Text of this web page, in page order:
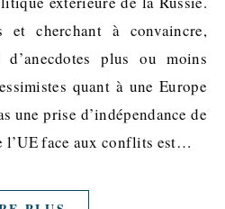
et cherchant à convaincre,
plus ou moins
quant à une Europe
une prise d’indépendance de
l’UE face aux conflits est…